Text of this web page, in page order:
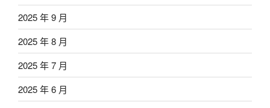
2025 年 9 月
2025 年 8 月
2025 年 7 月
2025 年 6 月